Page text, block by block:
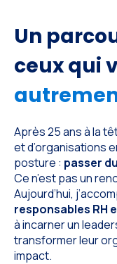
Un
ceux qui
Après 25 ans à la
et d’organisations
posture : passer
Ce n’est pas un
Aujourd’hui,
responsables RH
à incarner un
transformer leur
impact.